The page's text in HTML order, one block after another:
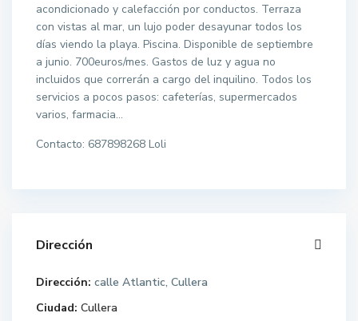
acondicionado y calefacción por conductos. Terraza
con vistas al mar, un lujo poder desayunar todos los
días viendo la playa. Piscina. Disponible de septiembre
a junio. 700euros/mes. Gastos de luz y agua no
incluidos que correrán a cargo del inquilino. Todos los
servicios a pocos pasos: cafeterías, supermercados
varios, farmacia…
Contacto: 687898268 Loli
Dirección
Dirección: calle Atlantic, Cullera
Ciudad: Cullera